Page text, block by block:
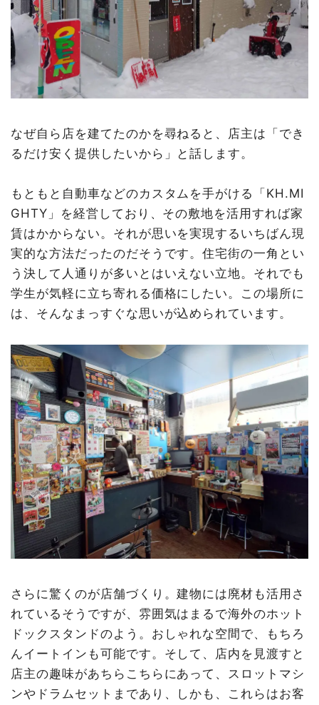
なぜ自ら店を建てたのかを尋ねると、店主は「でき
るだけ安く提供したいから」と話します。
もともと自動車などのカスタムを手がける「KH.MI
GHTY」を経営しており、その敷地を活用すれば家
賃はかからない。それが思いを実現するいちばん現
実的な方法だったのだそうです。住宅街の一角とい
う決して人通りが多いとはいえない立地。それでも
学生が気軽に立ち寄れる価格にしたい。この場所に
は、そんなまっすぐな思いが込められています。
さらに驚くのが店舗づくり。建物には廃材も活用さ
れているそうですが、雰囲気はまるで海外のホット
ドックスタンドのよう。おしゃれな空間で、もちろ
んイートインも可能です。そして、店内を見渡すと
店主の趣味があちらこちらにあって、スロットマシ
ンやドラムセットまであり、しかも、これらはお客